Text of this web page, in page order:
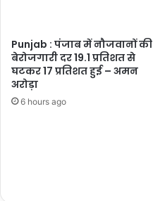
Punjab : पंजाब में नौजवानों की
बेरोजगारी दर 19.1 प्रतिशत से
घटकर 17 प्रतिशत हुई – अमन
अरोड़ा
6 hours ago